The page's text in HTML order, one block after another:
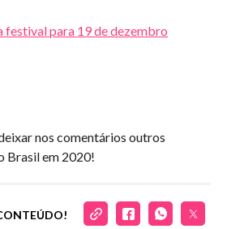
festival para 19 de dezembro
nos comentários outros
Brasil em 2020!